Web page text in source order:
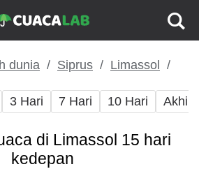
dunia Siprus Limassol
3 Hari 7 Hari 10 Hari Akhir
di Limassol 15 hari
kedepan